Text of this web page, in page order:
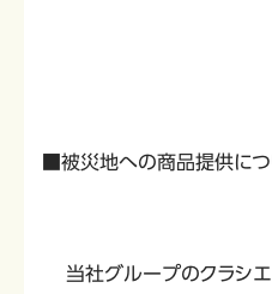
■被災地への商品提供に
当社グループのクラシ